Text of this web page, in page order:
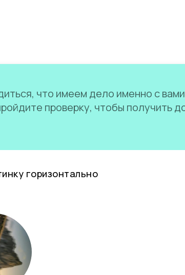
что имеем дело именно с
проверку, чтобы получить
горизонтально